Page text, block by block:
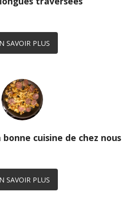
SAVOIR PLUS
cuisine de chez nous
SAVOIR PLUS